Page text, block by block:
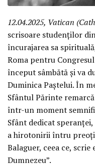
12.04.2025, Vatican
scrisoare studenților
încurajarea sa
Roma pentru
început sâmbătă și va
Duminica Paștelui. În
Sfântul Părinte
într-un moment
Sfânt dedicat
a hirotonirii întru
Balaguer, ceea ce,
Dumnezeu”.